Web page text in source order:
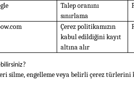
Talep oranını
sınırlama
Çerez politikamızın
kabul edildiğini kayıt
altına alır
silme, engelleme veya belirli çerez